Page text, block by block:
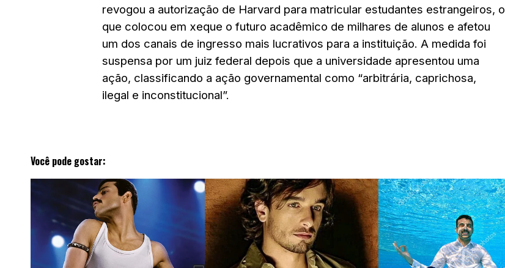
revogou a autorização de Harvard para matricular estudantes estrangeiros, o
que colocou em xeque o futuro acadêmico de milhares de alunos e afetou
um dos canais de ingresso mais lucrativos para a instituição. A medida foi
suspensa por um juiz federal depois que a universidade apresentou uma
ação, classificando a ação governamental como “arbitrária, caprichosa,
ilegal e inconstitucional”.